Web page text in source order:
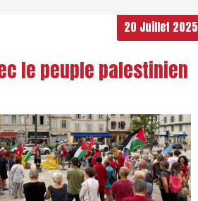
20 Juillet 2025
le peuple palestinien